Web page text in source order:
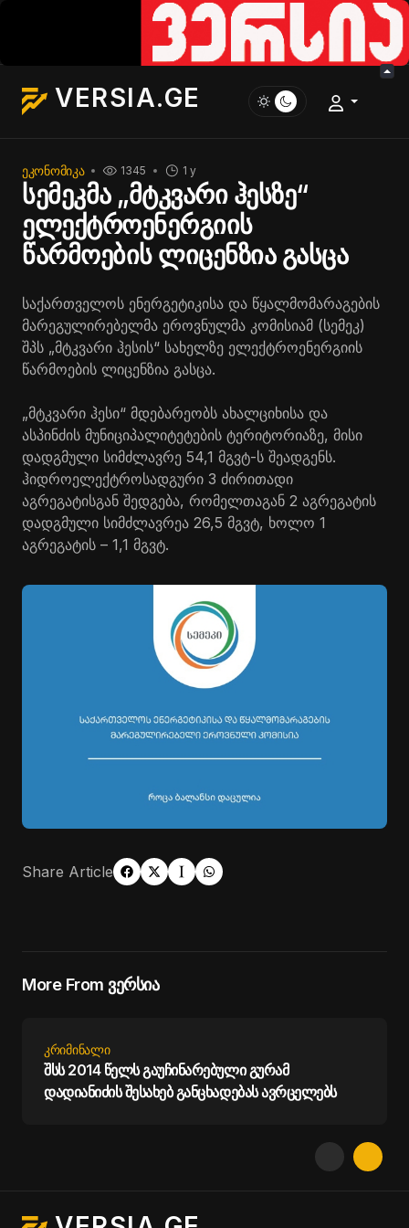
VERSIA.GE
ᲔᲙᲝᲜᲝᲛᲘᲙᲐ 1 y
1345
სემეკმა „მტკვარი ჰესზე“
ელექტროენერგიის
წარმოების ლიცენზია გასცა
საქართველოს ენერგეტიკისა და წყალმომარაგების
მარეგულირებელმა ეროვნულმა კომისიამ (სემეკ)
შპს „მტკვარი ჰესის“ სახელზე ელექტროენერგიის
წარმოების ლიცენზია გასცა.
„მტკვარი ჰესი“ მდებარეობს ახალციხისა და
ასპინძის მუნიციპალიტეტების ტერიტორიაზე, მისი
დადგმული სიმძლავრე 54,1 მგვტ-ს შეადგენს.
ჰიდროელექტროსადგური 3 ძირითადი
აგრეგატისგან შედგება, რომელთაგან 2 აგრეგატის
დადგმული სიმძლავრეა 26,5 მგვტ, ხოლო 1
აგრეგატის – 1,1 მგვტ.
Share Article
More From ვერსია
ᲙᲠᲘᲛᲘᲜᲐᲚᲘ
შსს 2014 წელს გაუჩინარებული გურამ
დადიანიძის შესახებ განცხადებას ავრცელებს